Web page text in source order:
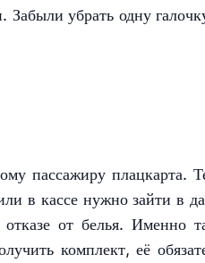
Забыли убрать одну
пассажиру плацкарта.
в кассе нужно зайти в
отказе от белья. Именно
комплект, её